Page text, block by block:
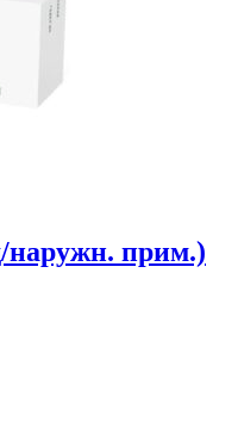
наружн. прим.)